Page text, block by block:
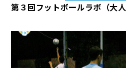
第３回フットボールラボ（大